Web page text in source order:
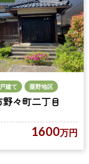
建て 粟野地区
々町二丁目
1600万円